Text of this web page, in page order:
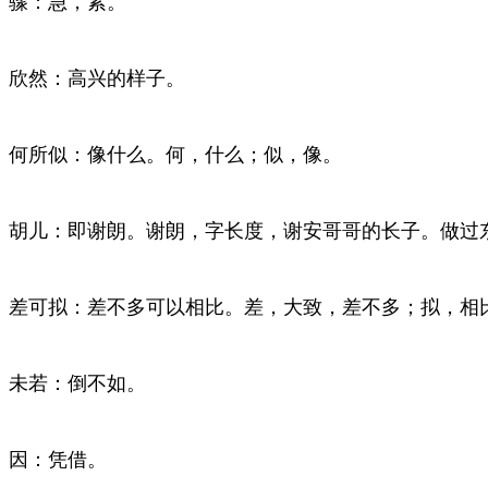
欣然：高兴的样子。
何所似：像什么。何，什么；似，像。
胡儿：即谢朗。谢朗，字长度，谢安哥哥的长子。做过
差可拟：差不多可以相比。差，大致，差不多；拟，相
未若：倒不如。
因：凭借。